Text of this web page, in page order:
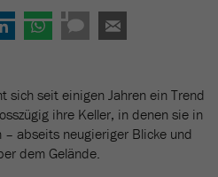
sich seit einigen Jahren ein Trend
ihre Keller, in denen sie in
– abseits neugieriger Blicke und
dem Gelände.